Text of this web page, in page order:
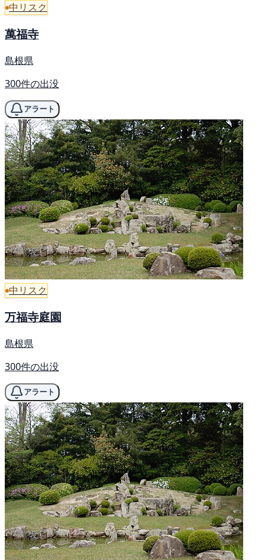
中リスク
萬福寺
島根県
300件の出没
アラート
中リスク
万福寺庭園
島根県
300件の出没
アラート